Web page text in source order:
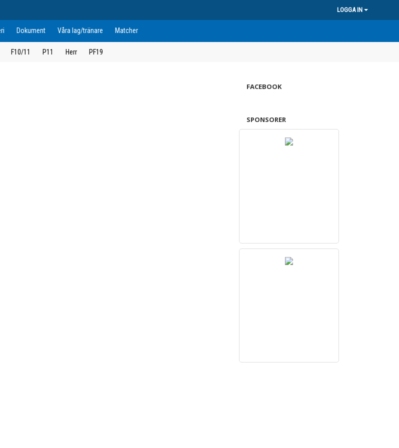
LOGGA IN
Dokument Våra lag/tränare Matcher
F10/11 P11 Herr PF19
FACEBOOK
SPONSORER